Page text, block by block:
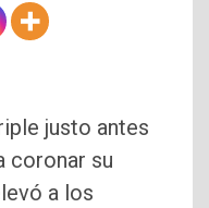
justo antes
coronar su
a los